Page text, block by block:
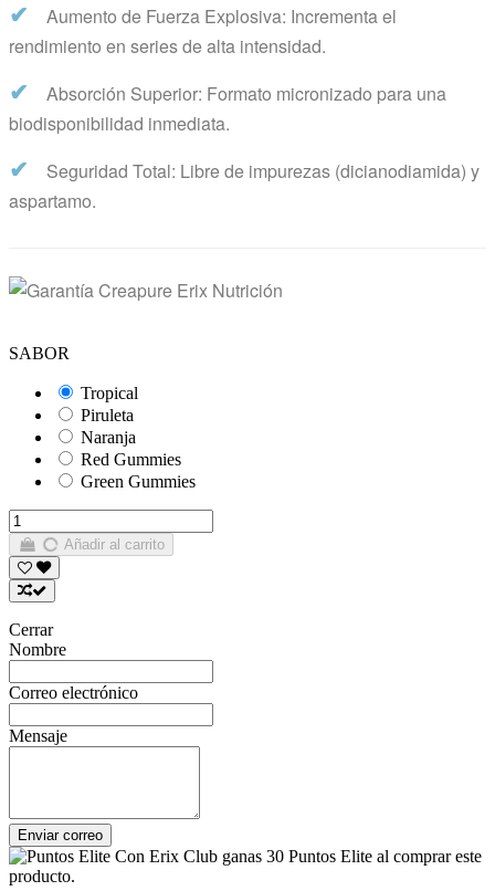
✔
Aumento de Fuerza Explosiva: Incrementa el
rendimiento en series de alta intensidad.
✔
Absorción Superior: Formato micronizado para una
biodisponibilidad inmediata.
✔
Seguridad Total: Libre de impurezas (dicianodiamida) y
aspartamo.
SABOR
Tropical
Piruleta
Naranja
Red Gummies
Green Gummies
Añadir al carrito
Cerrar
Nombre
Correo electrónico
Mensaje
Enviar correo
Con Erix Club ganas 30 Puntos Elite al comprar este
producto.